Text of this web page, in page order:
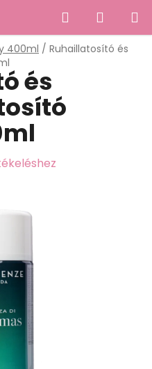
KeresésKOSÁR
400ml / Ruhaillatosító és
és